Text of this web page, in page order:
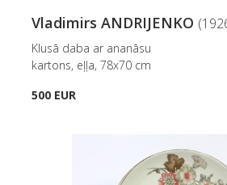
Vladimirs ANDRIJENKO
Klusā daba ar ananāsu
kartons, eļļa, 78x70 cm
500 EUR